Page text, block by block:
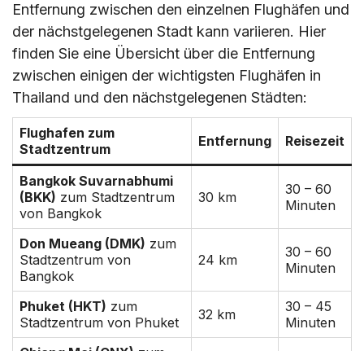
Entfernung zwischen den einzelnen Flughäfen und
der nächstgelegenen Stadt kann variieren. Hier
finden Sie eine Übersicht über die Entfernung
zwischen einigen der wichtigsten Flughäfen in
Thailand und den nächstgelegenen Städten:
Flughafen zum
Stadtzentrum
Entfernung Reisezeit
Bangkok Suvarnabhumi
(BKK) zum Stadtzentrum
von Bangkok
30 km
30 – 60
Minuten
Don Mueang (DMK) zum
Stadtzentrum von
Bangkok
24 km
30 – 60
Minuten
Phuket (HKT) zum
Stadtzentrum von Phuket
32 km
30 – 45
Minuten